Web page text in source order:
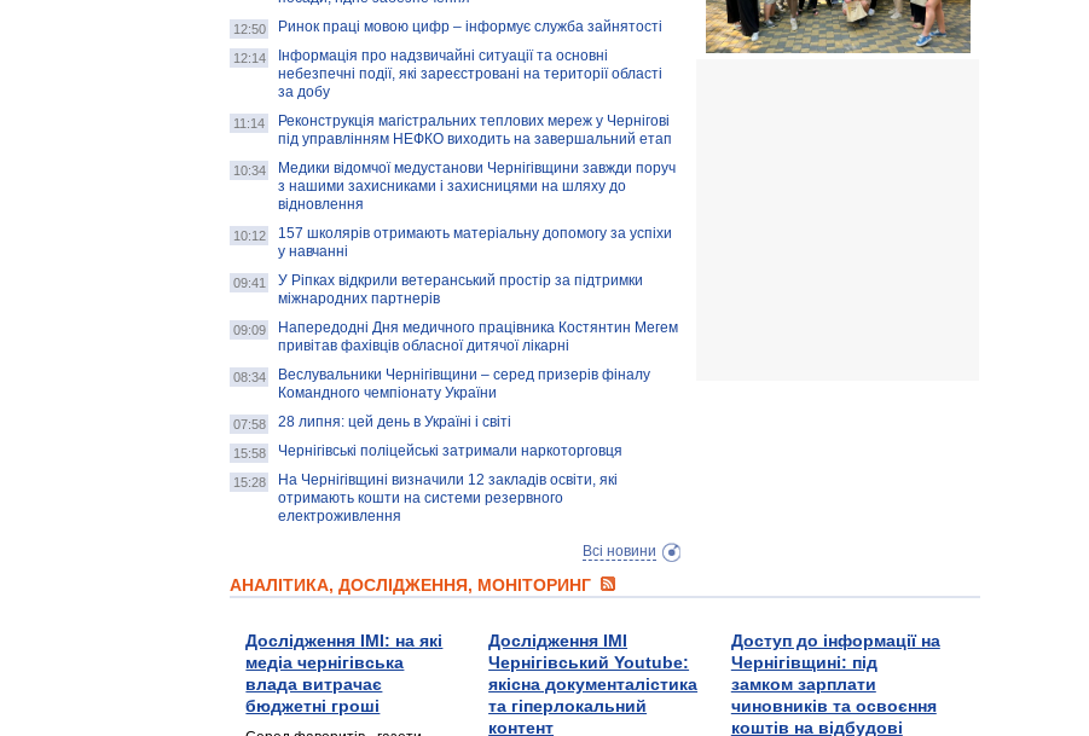
12:50 Ринок праці мовою цифр – інформує служба зайнятості
12:14
Інформація про надзвичайні ситуації та основні
небезпечні події, які зареєстровані на території області
за добу
11:14
Реконструкція магістральних теплових мереж у Чернігові
під управлінням НЕФКО виходить на завершальний етап
10:34
Медики відомчої медустанови Чернігівщини завжди поруч
з нашими захисниками і захисницями на шляху до
відновлення
10:12
157 школярів отримають матеріальну допомогу за успіхи
у навчанні
09:41
У Ріпках відкрили ветеранський простір за підтримки
міжнародних партнерів
09:09
Напередодні Дня медичного працівника Костянтин Мегем
привітав фахівців обласної дитячої лікарні
08:34
Веслувальники Чернігівщини – серед призерів фіналу
Командного чемпіонату України
07:58 28 липня: цей день в Україні і світі
15:58 Чернігівські поліцейські затримали наркоторговця
15:28
На Чернігівщині визначили 12 закладів освіти, які
отримають кошти на системи резервного
електроживлення
Всі новини
АНАЛІТИКА, ДОСЛІДЖЕННЯ, МОНІТОРИНГ
Дослідження ІМІ: на які
медіа чернігівська
влада витрачає
бюджетні гроші
Дослідження ІМІ
Чернігівський Youtube:
якісна документалістика
та гіперлокальний
контент
Доступ до інформації на
Чернігівщині: під
замком зарплати
чиновників та освоєння
коштів на відбудові